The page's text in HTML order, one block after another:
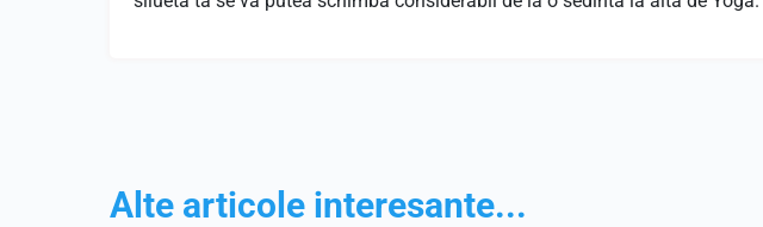
Alte articole interesante...